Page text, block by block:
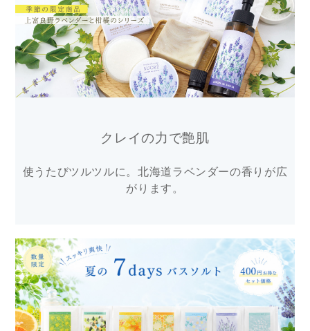
クレイの力で艶肌
使うたびツルツルに。北海道ラベンダーの香りが広
がります。